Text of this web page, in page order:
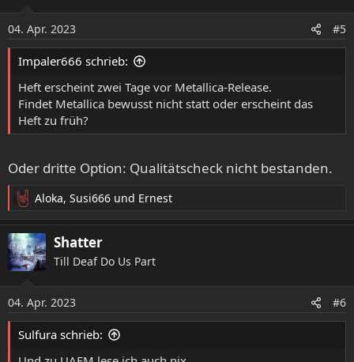
n
e
n
04. Apr. 2023 #5
Impaler666 schrieb:
Heft erscheint zwei Tage vor Metallica-Release.
Findet Metallica bewusst nicht statt oder erscheint das
Heft zu früh?
Oder dritte Option: Qualitätscheck nicht bestanden.
R
e
a
k
t
n
e
n
Aloka, Susi666 und Ernest
Shatter
Till Deaf Do Us Part
04. Apr. 2023 #6
Sulfura schrieb: